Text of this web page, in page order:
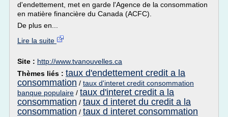
d'endettement, met en garde l'Agence de la consommation
en matière financière du Canada (ACFC).
De plus en...
Lire la suite
Site : http://www.tvanouvelles.ca
Thèmes liés : taux d'endettement credit a la
consommation / taux d'interet credit consommation
banque populaire / taux d'interet credit a la
consommation / taux d interet du credit a la
consommation / taux d interet consommation